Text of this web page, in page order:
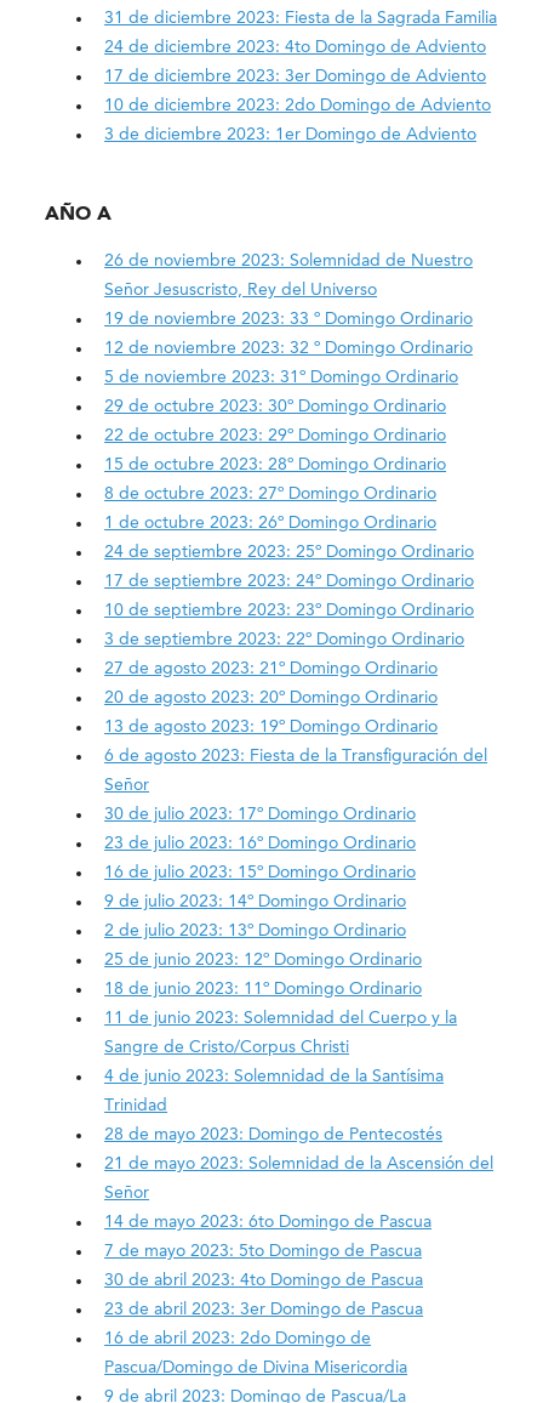
31 de diciembre 2023: Fiesta de la Sagrada Familia
24 de diciembre 2023: 4to Domingo de Adviento
17 de diciembre 2023: 3er Domingo de Adviento
10 de diciembre 2023: 2do Domingo de Adviento
3 de diciembre 2023: 1er Domingo de Adviento
AÑO A
26 de noviembre 2023: Solemnidad de Nuestro
Señor Jesuscristo, Rey del Universo
19 de noviembre 2023: 33 º Domingo Ordinario
12 de noviembre 2023: 32 º Domingo Ordinario
5 de noviembre 2023: 31º Domingo Ordinario
29 de octubre 2023: 30º Domingo Ordinario
22 de octubre 2023: 29º Domingo Ordinario
15 de octubre 2023: 28º Domingo Ordinario
8 de octubre 2023: 27º Domingo Ordinario
1 de octubre 2023: 26º Domingo Ordinario
24 de septiembre 2023: 25º Domingo Ordinario
17 de septiembre 2023: 24º Domingo Ordinario
10 de septiembre 2023: 23º Domingo Ordinario
3 de septiembre 2023: 22º Domingo Ordinario
27 de agosto 2023: 21º Domingo Ordinario
20 de agosto 2023: 20º Domingo Ordinario
13 de agosto 2023: 19º Domingo Ordinario
6 de agosto 2023: Fiesta de la Transfiguración del
Señor
30 de julio 2023: 17º Domingo Ordinario
23 de julio 2023: 16º Domingo Ordinario
16 de julio 2023: 15º Domingo Ordinario
9 de julio 2023: 14º Domingo Ordinario
2 de julio 2023: 13º Domingo Ordinario
25 de junio 2023: 12º Domingo Ordinario
18 de junio 2023: 11º Domingo Ordinario
11 de junio 2023: Solemnidad del Cuerpo y la
Sangre de Cristo/Corpus Christi
4 de junio 2023: Solemnidad de la Santísima
Trinidad
28 de mayo 2023: Domingo de Pentecostés
21 de mayo 2023: Solemnidad de la Ascensión del
Señor
14 de mayo 2023: 6to Domingo de Pascua
7 de mayo 2023: 5to Domingo de Pascua
30 de abril 2023: 4to Domingo de Pascua
23 de abril 2023: 3er Domingo de Pascua
16 de abril 2023: 2do Domingo de
Pascua/Domingo de Divina Misericordia
9 de abril 2023: Domingo de Pascua/La